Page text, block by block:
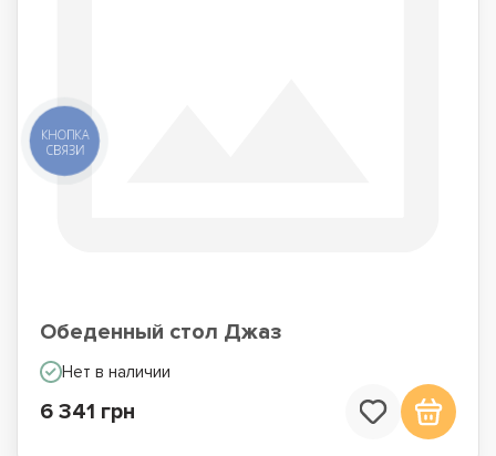
Обеденный стол Джаз
Нет в наличии
6 341 грн
КНОПКА
СВЯЗИ